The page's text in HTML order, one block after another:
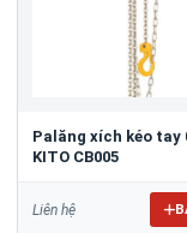
Palăng xích kéo tay
KITO CB005
Liên hệ